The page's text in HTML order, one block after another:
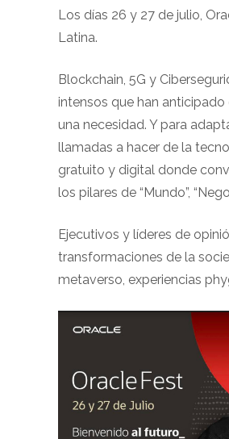
Los días 26 y 27 de julio,
Latina.
Blockchain, 5G y
intensos que han
una necesidad. Y para
llamadas a hacer de la
gratuito y digital donde
los pilares de “Mundo”,
Ejecutivos y líderes de
transformaciones de la
metaverso, experiencias